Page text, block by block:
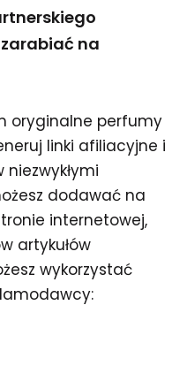
na
oryginalne perfumy
linki afiliacyjne i
dodawać na
internetowej,
artykułów
wykorzystać